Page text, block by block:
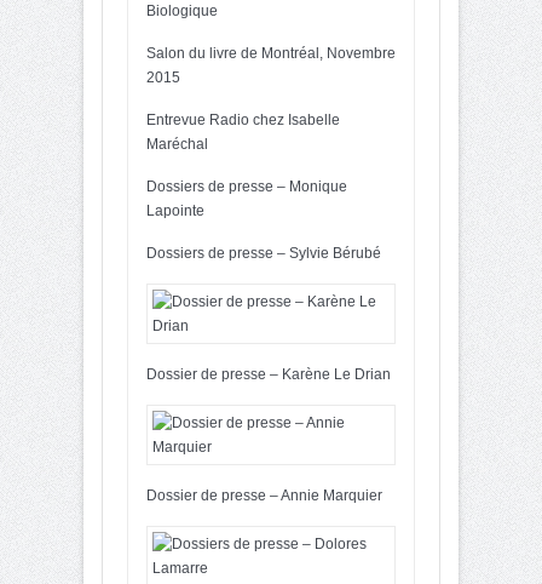
Biologique
Salon du livre de Montréal, Novembre
2015
Entrevue Radio chez Isabelle
Maréchal
Dossiers de presse – Monique
Lapointe
Dossiers de presse – Sylvie Bérubé
Dossier de presse – Karène Le Drian
Dossier de presse – Annie Marquier